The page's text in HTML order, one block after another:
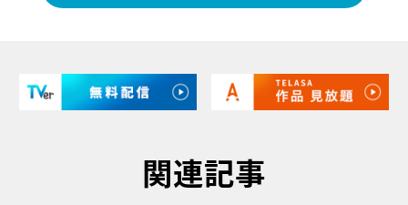
関連記事